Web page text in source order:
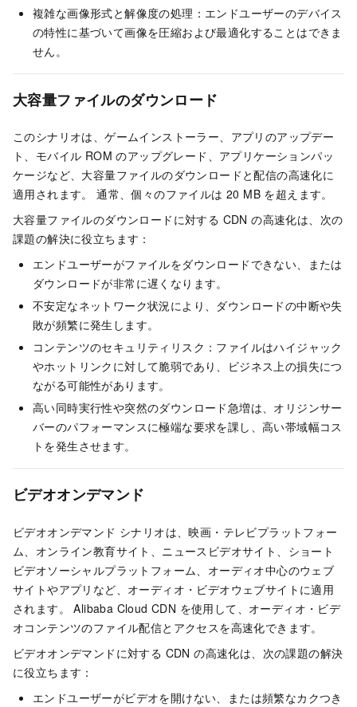
複雑な画像形式と解像度の処理：エンドユーザーのデバイス
の特性に基づいて画像を圧縮および最適化することはできま
せん。
大容量ファイルのダウンロード
このシナリオは、ゲームインストーラー、アプリのアップデー
ト、モバイル ROM のアップグレード、アプリケーションパッ
ケージなど、大容量ファイルのダウンロードと配信の高速化に
適用されます。 通常、個々のファイルは 20 MB を超えます。
大容量ファイルのダウンロードに対する CDN の高速化は、次の
課題の解決に役立ちます：
エンドユーザーがファイルをダウンロードできない、または
ダウンロードが非常に遅くなります。
不安定なネットワーク状況により、ダウンロードの中断や失
敗が頻繁に発生します。
コンテンツのセキュリティリスク：ファイルはハイジャック
やホットリンクに対して脆弱であり、ビジネス上の損失につ
ながる可能性があります。
高い同時実行性や突然のダウンロード急増は、オリジンサー
バーのパフォーマンスに極端な要求を課し、高い帯域幅コス
トを発生させます。
ビデオオンデマンド
ビデオオンデマンド シナリオは、映画・テレビプラットフォー
ム、オンライン教育サイト、ニュースビデオサイト、ショート
ビデオソーシャルプラットフォーム、オーディオ中心のウェブ
サイトやアプリなど、オーディオ・ビデオウェブサイトに適用
されます。 Alibaba Cloud CDN を使用して、オーディオ・ビデ
オコンテンツのファイル配信とアクセスを高速化できます。
ビデオオンデマンドに対する CDN の高速化は、次の課題の解決
に役立ちます：
エンドユーザーがビデオを開けない、または頻繁なカクつき